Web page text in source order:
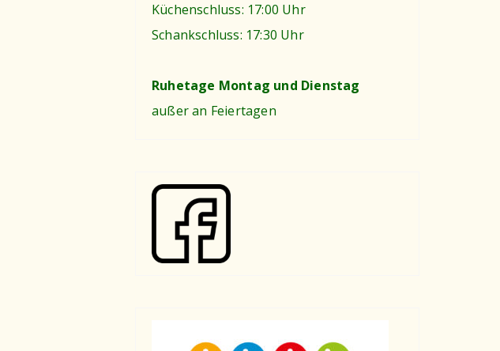
Küchenschluss: 17:00 Uhr
Schankschluss: 17:30 Uhr
Ruhetage Montag und Dienstag
außer an Feiertagen